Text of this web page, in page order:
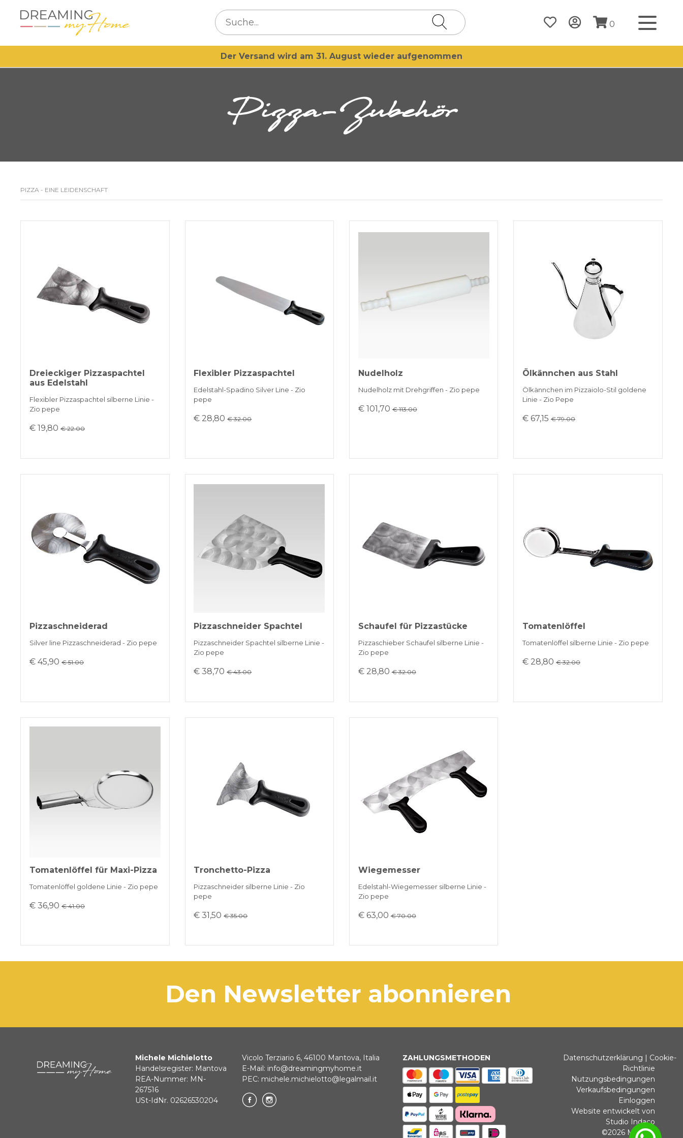
0
Der Versand wird am 31. August wieder aufgenommen
Pizza-Zubehör
PIZZA - EINE LEIDENSCHAFT
Dreieckiger Pizzaspachtel
aus Edelstahl
Flexibler Pizzaspachtel silberne Linie -
Zio pepe
€ 19,80€ 22.00
Flexibler Pizzaspachtel
Edelstahl-Spadino Silver Line - Zio
pepe
€ 28,80€ 32.00
Nudelholz
Nudelholz mit Drehgriffen - Zio pepe
€ 101,70€ 113.00
Ölkännchen aus Stahl
Ölkännchen im Pizzaiolo-Stil goldene
Linie - Zio Pepe
€ 67,15€ 79.00
Pizzaschneiderad
Silver line Pizzaschneiderad - Zio pepe
€ 45,90€ 51.00
Pizzaschneider Spachtel
Pizzaschneider Spachtel silberne Linie -
Zio pepe
€ 38,70€ 43.00
Schaufel für Pizzastücke
Pizzaschieber Schaufel silberne Linie -
Zio pepe
€ 28,80€ 32.00
Tomatenlöffel
Tomatenlöffel silberne Linie - Zio pepe
€ 28,80€ 32.00
Tomatenlöffel für Maxi-Pizza
Tomatenlöffel goldene Linie - Zio pepe
€ 36,90€ 41.00
Tronchetto-Pizza
Pizzaschneider silberne Linie - Zio
pepe
€ 31,50€ 35.00
Wiegemesser
Edelstahl-Wiegemesser silberne Linie -
Zio pepe
€ 63,00€ 70.00
den Newsletter abonnieren
Michele Michielotto
Handelsregister: Mantova
REA-Nummer: MN-
267516
USt-IdNr. 02626530204
Vicolo Terziario 6, 46100 Mantova, Italia
E-Mail: info@dreamingmyhome.it
PEC: michele.michielotto@legalmail.it
ZAHLUNGSMETHODEN Datenschutzerklärung | Cookie-
Richtlinie
Nutzungsbedingungen
Verkaufsbedingungen
Einloggen
Website entwickelt von
Studio Indaco
©2026 Michele